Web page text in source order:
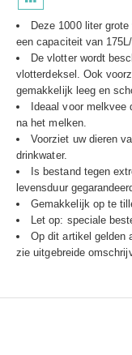
Deze 1000 liter
een capaciteit van
De vlotter wordt
vlotterdeksel. Ook
gemakkelijk leeg en
Ideaal voor melkvee
na het melken.
Voorziet uw dieren
drinkwater.
Is bestand tegen
levensduur
Gemakkelijk op te
Let op: speciale
Op dit artikel gelden
zie uitgebreide